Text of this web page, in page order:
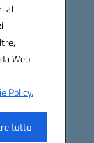
al
Web
Policy.
tutto